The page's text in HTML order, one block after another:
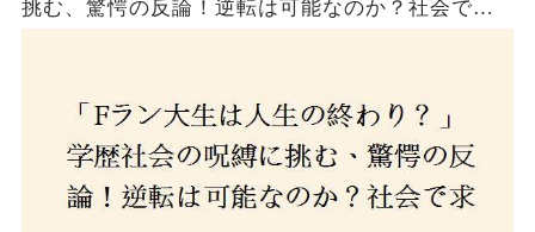
挑む、驚愕の反論！逆転は可能なのか？社会で求